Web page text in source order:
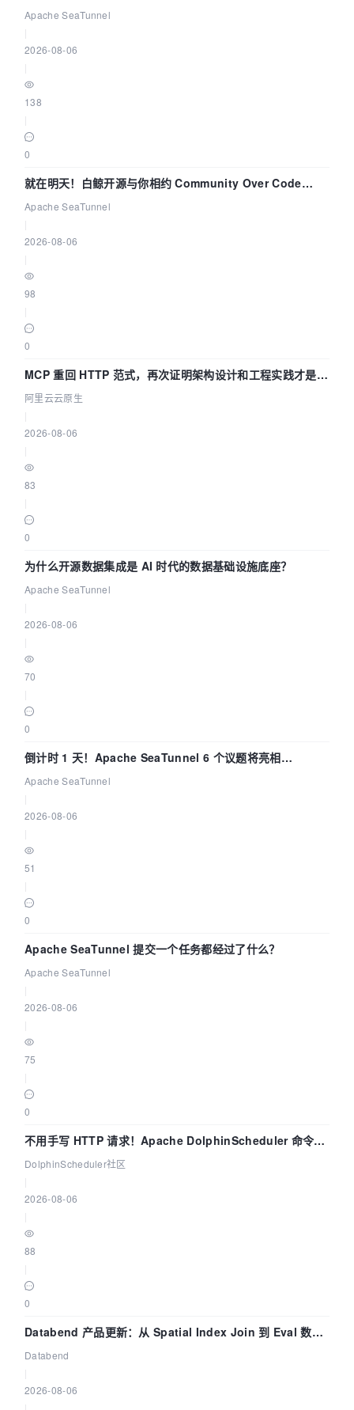
解决数据同步中的“定时 Flush”难题
Apache SeaTunnel
2026-08-06
138
0
就在明天！白鲸开源与你相约 Community Over Code
Asia 2026 主题演讲！
Apache SeaTunnel
2026-08-06
98
0
MCP 重回 HTTP 范式，再次证明架构设计和工程实践才是稀
缺资源
阿里云云原生
2026-08-06
83
0
为什么开源数据集成是 AI 时代的数据基础设施底座？
Apache SeaTunnel
2026-08-06
70
0
倒计时 1 天！Apache SeaTunnel 6 个议题将亮相
Community Over Code Asia 2026
Apache SeaTunnel
2026-08-06
51
0
Apache SeaTunnel 提交一个任务都经过了什么？
Apache SeaTunnel
2026-08-06
75
0
不用手写 HTTP 请求！Apache DolphinScheduler 命令行
dsctl 两分钟上手
DolphinScheduler社区
2026-08-06
88
0
Databend 产品更新：从 Spatial Index Join 到 Eval 数据
管道
Databend
2026-08-06